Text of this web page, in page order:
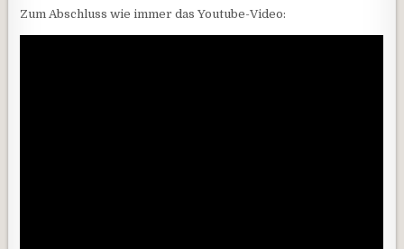
Zum Abschluss wie immer das Youtube-Video: